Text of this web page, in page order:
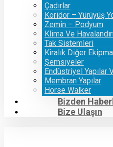
Çadırlar
Koridor – Yürüyüş
Zemin – Podyum
Klima Ve
Tak Sistemleri
Kiralık Diğer
Şemsiyeler
Endüstriyel Yapılar
Membran Yapılar
Horse Walker
Bizden
Bize Ulaşın